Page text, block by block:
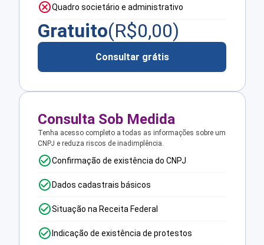
Quadro societário e administrativo
Gratuito(R$0,00)
Consultar grátis
Consulta Sob Medida
Tenha acesso completo a todas as informações sobre um
CNPJ e reduza riscos de inadimplência.
Confirmação de existência do CNPJ
Dados cadastrais básicos
Situação na Receita Federal
Indicação de existência de protestos